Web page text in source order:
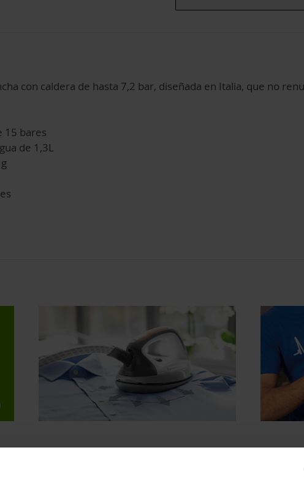
con caldera de hasta 7,2 bar, diseñada en Italia, que no
15 bares
de 1,3L